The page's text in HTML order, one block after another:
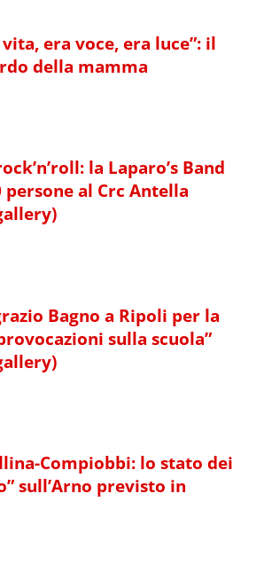
era voce, era luce”: il
della mamma
la Laparo’s Band
al Crc Antella
Bagno a Ripoli per la
sulla scuola”
Compiobbi: lo stato dei
sull’Arno previsto in